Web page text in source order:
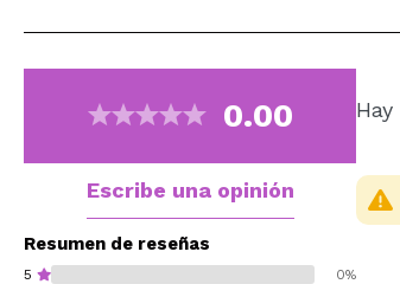
0.00
Escribe una opinión
Resumen de reseñas
5 0%
Hay